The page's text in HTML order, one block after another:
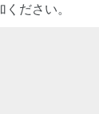
ださい。